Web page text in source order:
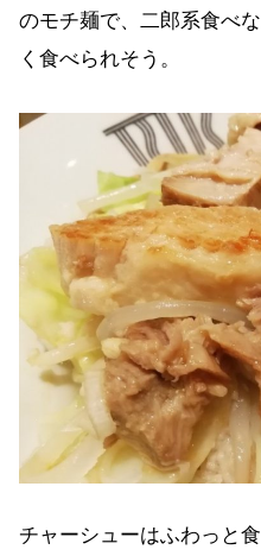
のモチ麺で、二郎系食べ
く食べられそう。
チャーシューはふわっと